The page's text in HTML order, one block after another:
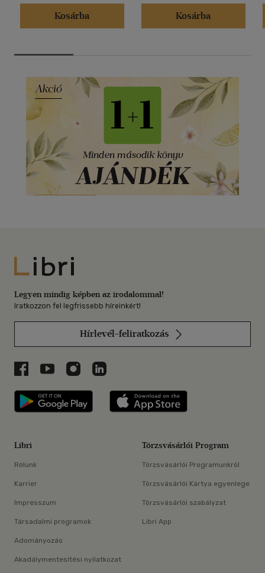
Kosárba
Kosárba
Libri
Legyen mindig képben az irodalommal!
Iratkozzon fel legfrissebb híreinkért!
Hírlevél-feliratkozás
Libri a Facebookon
Libri a Youtube-on
Libri az Instagramon
Libri a LinkedInen
Libri applikáció Szerezd meg: Google
Libri
Rólunk
Karrier
Impresszum
Társadalmi programok
Adományozás
Akadálymentesítési nyilatkozat
Törzsvásárlói Program
Törzsvásárlói Programunkról
Törzsvásárlói Kártya egyenlege
Törzsvásárlói szabályzat
Libri App